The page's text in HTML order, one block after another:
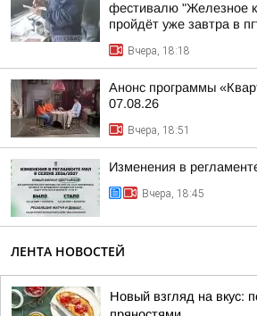
фестивалю "Железное
пройдёт уже завтра в
Вчера, 18:18
Анонс программы
07.08.26
Вчера, 18:51
Изменения в
Вчера, 18:45
ЛЕНТА НОВОСТЕЙ
Новый взгляд на вкус: